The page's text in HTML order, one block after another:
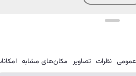
ارسال
نظرات تصاویر مکان‌های مشابه